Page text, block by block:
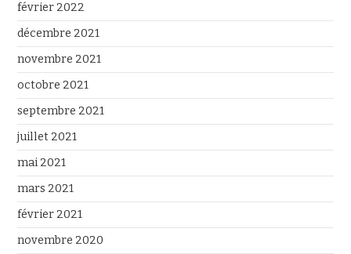
février 2022
décembre 2021
novembre 2021
octobre 2021
septembre 2021
juillet 2021
mai 2021
mars 2021
février 2021
novembre 2020